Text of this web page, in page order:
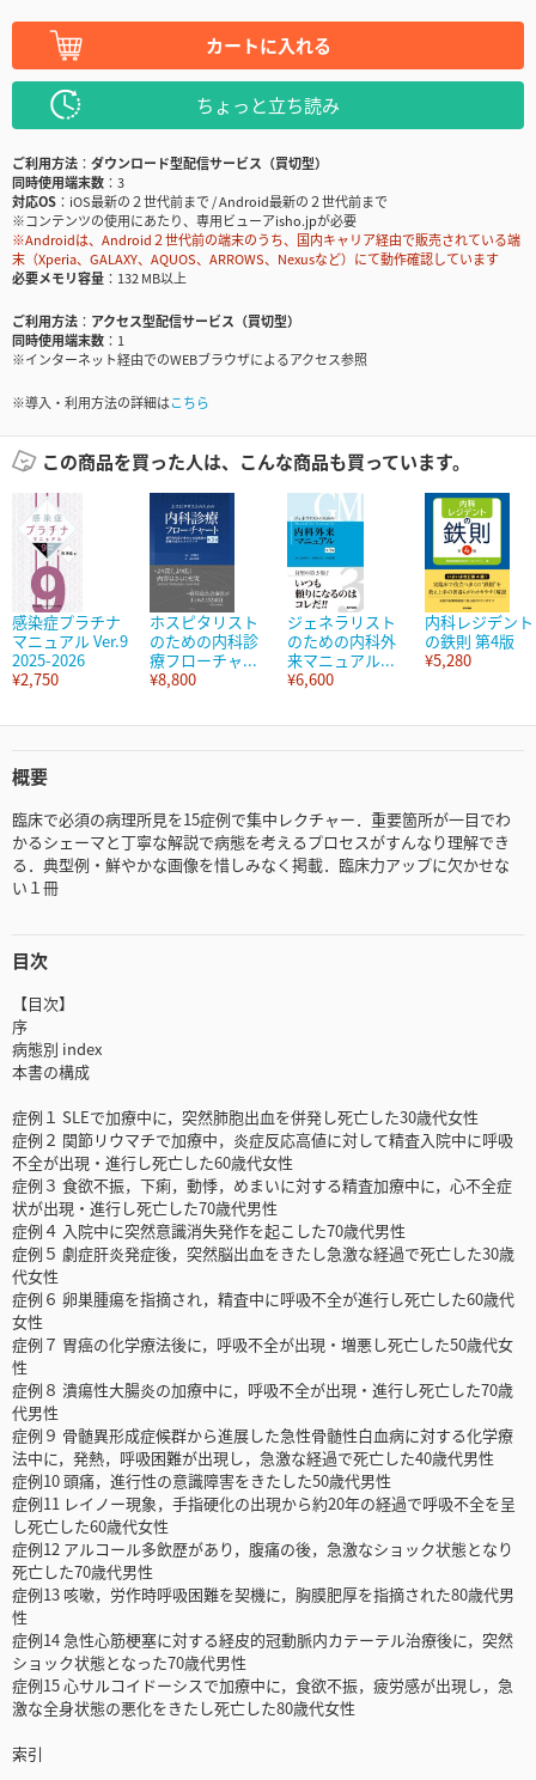
カートに入れる
ちょっと立ち読み
ご利用方法
ダウンロード型配信サービス（買切型）
同時使用端末数
3
対応OS
iOS最新の２世代前まで / Android最新の２世代前まで
※コンテンツの使用にあたり、専用ビューアisho.jpが必要
※Androidは、Android２世代前の端末のうち、国内キャリア経由で販売されている端
末（Xperia、GALAXY、AQUOS、ARROWS、Nexusなど）にて動作確認しています
必要メモリ容量
132 MB以上
ご利用方法
アクセス型配信サービス（買切型）
同時使用端末数
1
※インターネット経由でのWEBブラウザによるアクセス参照
※導入・利用方法の詳細はこちら
この商品を買った人は、こんな商品も買っています。
感染症プラチナ
マニュアル Ver.9
2025-2026
¥2,750
ホスピタリスト
のための内科診
療フローチャ...
¥8,800
ジェネラリスト
のための内科外
来マニュアル...
¥6,600
内科レジデント
の鉄則 第4版
¥5,280
概要
臨床で必須の病理所見を15症例で集中レクチャー．重要箇所が一目でわ
かるシェーマと丁寧な解説で病態を考えるプロセスがすんなり理解でき
る．典型例・鮮やかな画像を惜しみなく掲載．臨床力アップに欠かせな
い１冊
目次
【目次】
序
病態別 index
本書の構成
症例１ SLEで加療中に，突然肺胞出血を併発し死亡した30歳代女性
症例２ 関節リウマチで加療中，炎症反応高値に対して精査入院中に呼吸
不全が出現・進行し死亡した60歳代女性
症例３ 食欲不振，下痢，動悸，めまいに対する精査加療中に，心不全症
状が出現・進行し死亡した70歳代男性
症例４ 入院中に突然意識消失発作を起こした70歳代男性
症例５ 劇症肝炎発症後，突然脳出血をきたし急激な経過で死亡した30歳
代女性
症例６ 卵巣腫瘍を指摘され，精査中に呼吸不全が進行し死亡した60歳代
女性
症例７ 胃癌の化学療法後に，呼吸不全が出現・増悪し死亡した50歳代女
性
症例８ 潰瘍性大腸炎の加療中に，呼吸不全が出現・進行し死亡した70歳
代男性
症例９ 骨髄異形成症候群から進展した急性骨髄性白血病に対する化学療
法中に，発熱，呼吸困難が出現し，急激な経過で死亡した40歳代男性
症例10 頭痛，進行性の意識障害をきたした50歳代男性
症例11 レイノー現象，手指硬化の出現から約20年の経過で呼吸不全を呈
し死亡した60歳代女性
症例12 アルコール多飲歴があり，腹痛の後，急激なショック状態となり
死亡した70歳代男性
症例13 咳嗽，労作時呼吸困難を契機に，胸膜肥厚を指摘された80歳代男
性
症例14 急性心筋梗塞に対する経皮的冠動脈内カテーテル治療後に，突然
ショック状態となった70歳代男性
症例15 心サルコイドーシスで加療中に，食欲不振，疲労感が出現し，急
激な全身状態の悪化をきたし死亡した80歳代女性
索引